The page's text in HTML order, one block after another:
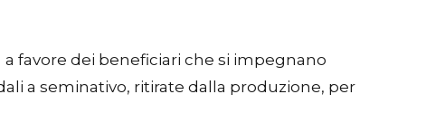
favore dei beneficiari che si impegnano
a seminativo, ritirate dalla produzione, per